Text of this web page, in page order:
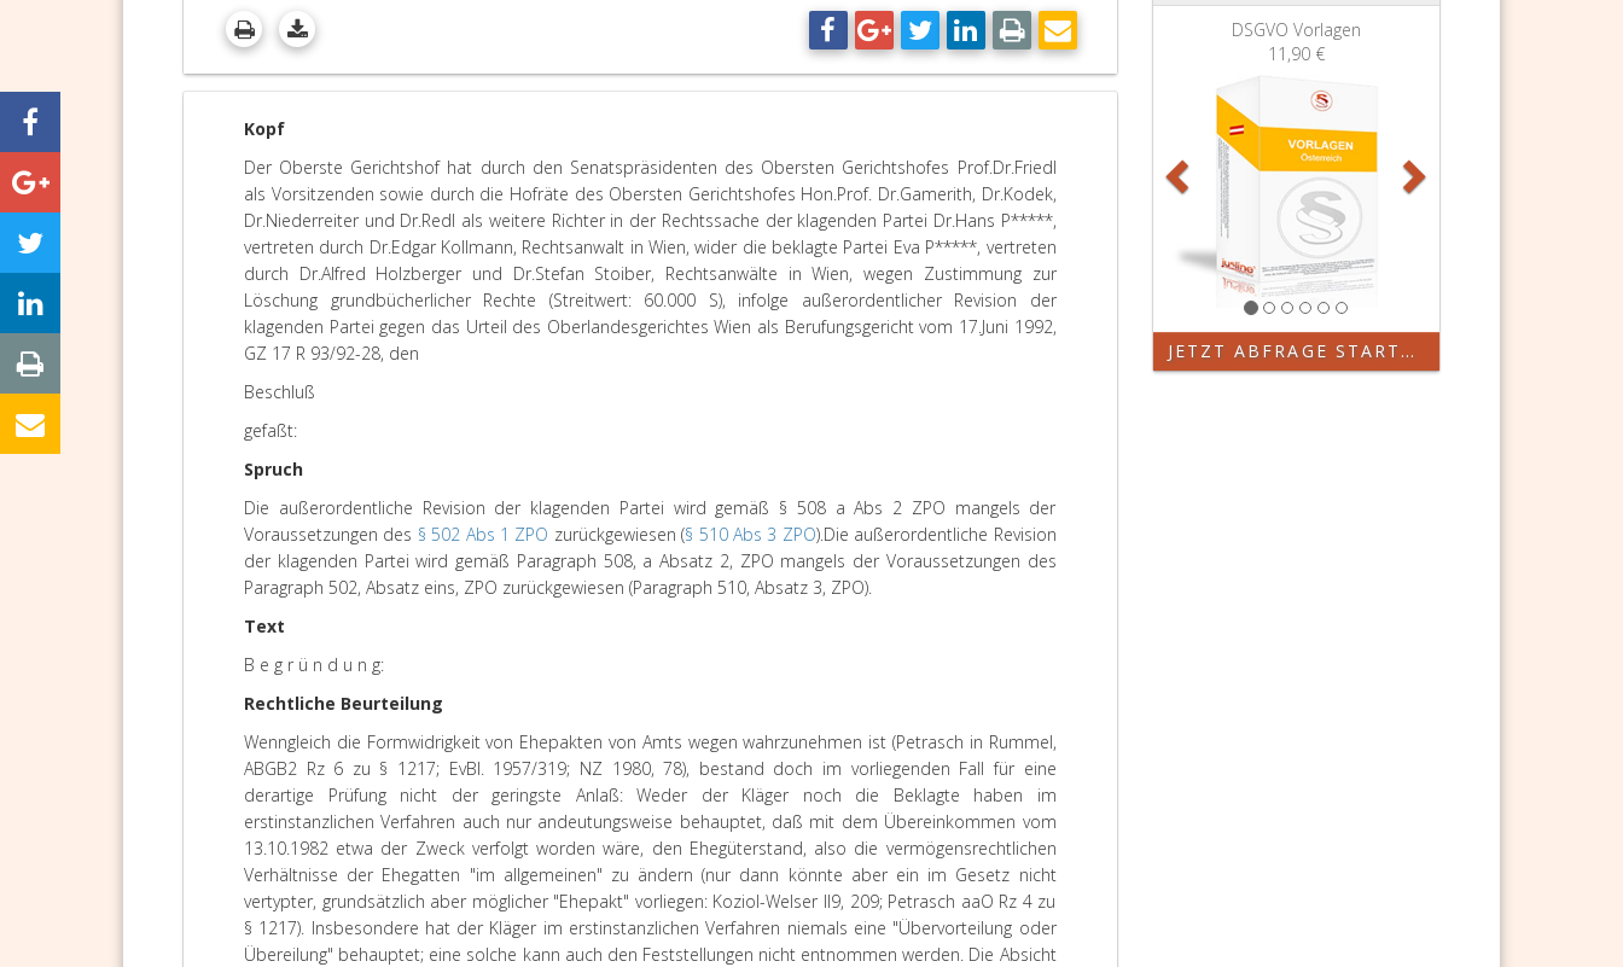
Kopf
Der Oberste Gerichtshof hat durch den Senatspräsidenten des Obersten Gerichtshofes Prof.Dr.Friedl
als Vorsitzenden sowie durch die Hofräte des Obersten Gerichtshofes Hon.Prof. Dr.Gamerith, Dr.Kodek,
Dr.Niederreiter und Dr.Redl als weitere Richter in der Rechtssache der klagenden Partei Dr.Hans P*****,
vertreten durch Dr.Edgar Kollmann, Rechtsanwalt in Wien, wider die beklagte Partei Eva P*****, vertreten
durch Dr.Alfred Holzberger und Dr.Stefan Stoiber, Rechtsanwälte in Wien, wegen Zustimmung zur
Löschung grundbücherlicher Rechte (Streitwert: 60.000 S), infolge außerordentlicher Revision der
klagenden Partei gegen das Urteil des Oberlandesgerichtes Wien als Berufungsgericht vom 17.Juni 1992,
GZ 17 R 93/92-28, den
Beschluß
gefaßt:
Spruch
Die außerordentliche Revision der klagenden Partei wird gemäß § 508 a Abs 2 ZPO mangels der
Voraussetzungen des § 502 Abs 1 ZPO zurückgewiesen (§ 510 Abs 3 ZPO).Die außerordentliche Revision
der klagenden Partei wird gemäß Paragraph 508, a Absatz 2, ZPO mangels der Voraussetzungen des
Paragraph 502, Absatz eins, ZPO zurückgewiesen (Paragraph 510, Absatz 3, ZPO).
Text
B e g r ü n d u n g:
Rechtliche Beurteilung
Wenngleich die Formwidrigkeit von Ehepakten von Amts wegen wahrzunehmen ist (Petrasch in Rummel,
ABGB2 Rz 6 zu § 1217; EvBl. 1957/319; NZ 1980, 78), bestand doch im vorliegenden Fall für eine
derartige Prüfung nicht der geringste Anlaß: Weder der Kläger noch die Beklagte haben im
erstinstanzlichen Verfahren auch nur andeutungsweise behauptet, daß mit dem Übereinkommen vom
13.10.1982 etwa der Zweck verfolgt worden wäre, den Ehegüterstand, also die vermögensrechtlichen
Verhältnisse der Ehegatten "im allgemeinen" zu ändern (nur dann könnte aber ein im Gesetz nicht
vertypter, grundsätzlich aber möglicher "Ehepakt" vorliegen: Koziol-Welser II9, 209; Petrasch aaO Rz 4 zu
§ 1217). Insbesondere hat der Kläger im erstinstanzlichen Verfahren niemals eine "Übervorteilung oder
Übereilung" behauptet; eine solche kann auch den Feststellungen nicht entnommen werden. Die Absicht
DSGVO Vorlagen
11,90 €
Zurück
JETZT ABFRAGE STARTEN